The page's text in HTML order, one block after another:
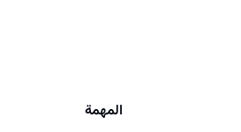
المهمة